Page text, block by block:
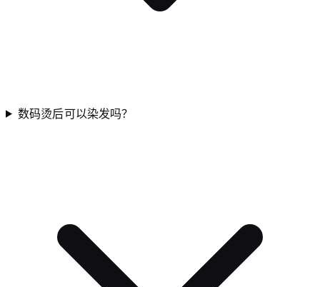
数码烫后可以染发吗？